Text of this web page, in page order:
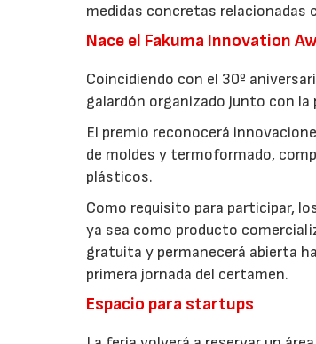
medidas concretas relacionadas
Nace el Fakuma Innovation
Coincidiendo con el 30º
galardón organizado junto con
El premio reconocerá
de moldes y termoformado,
plásticos.
Como requisito para participar,
ya sea como producto
gratuita y permanecerá abierta
primera jornada del certamen.
Espacio para startups